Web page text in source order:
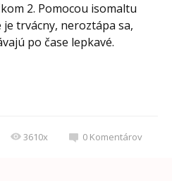
2. Pomocou isomaltu
trvácny, neroztápa sa,
po čase lepkavé.
3610x 0 Komentárov